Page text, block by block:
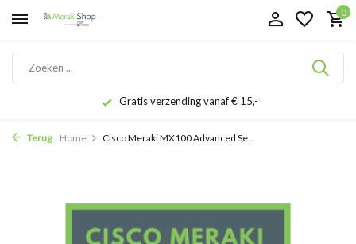
0
Gratis verzending vanaf € 15,-
Terug Home Cisco Meraki MX100 Advanced Se...